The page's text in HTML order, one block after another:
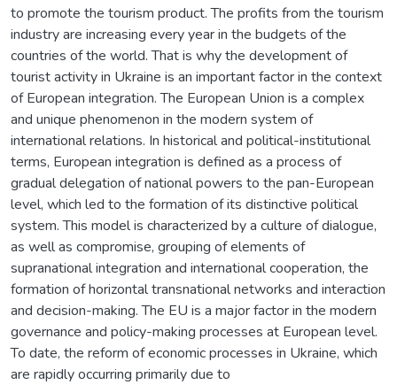
to promote the tourism product. The profits from the tourism
industry are increasing every year in the budgets of the
countries of the world. That is why the development of
tourist activity in Ukraine is an important factor in the context
of European integration. The European Union is a complex
and unique phenomenon in the modern system of
international relations. In historical and political-institutional
terms, European integration is defined as a process of
gradual delegation of national powers to the pan-European
level, which led to the formation of its distinctive political
system. This model is characterized by a culture of dialogue,
as well as compromise, grouping of elements of
supranational integration and international cooperation, the
formation of horizontal transnational networks and interaction
and decision-making. The EU is a major factor in the modern
governance and policy-making processes at European level.
To date, the reform of economic processes in Ukraine, which
are rapidly occurring primarily due to